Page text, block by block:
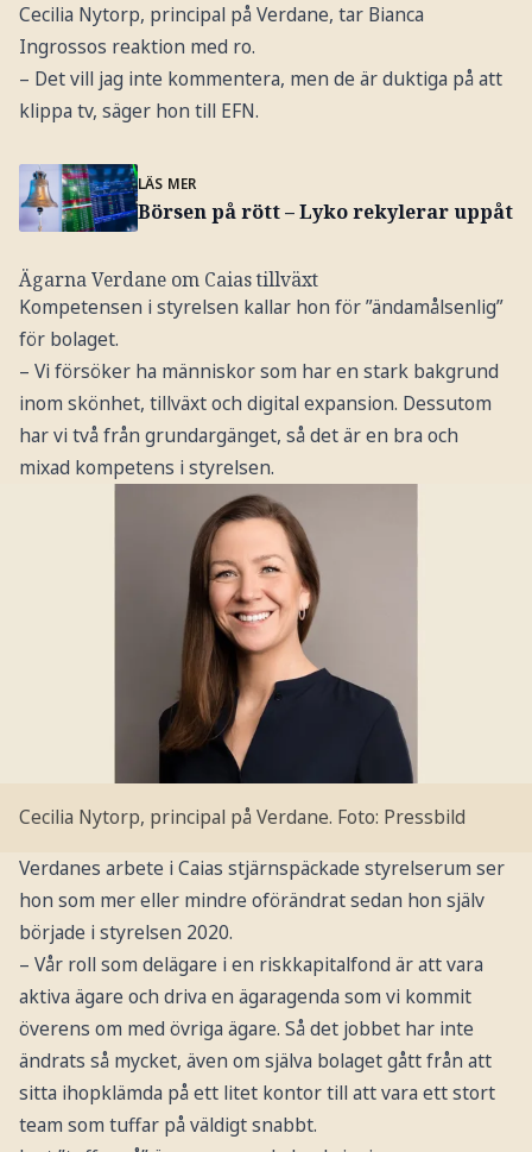
Cecilia Nytorp, principal på Verdane, tar Bianca
Ingrossos reaktion med ro.
– Det vill jag inte kommentera, men de är duktiga på att
klippa tv, säger hon till EFN.
LÄS MER
Börsen på rött – Lyko rekylerar uppåt
Ägarna Verdane om Caias tillväxt
Kompetensen i styrelsen kallar hon för ”ändamålsenlig”
för bolaget.
– Vi försöker ha människor som har en stark bakgrund
inom skönhet, tillväxt och digital expansion. Dessutom
har vi två från grundargänget, så det är en bra och
mixad kompetens i styrelsen.
Cecilia Nytorp, principal på Verdane. Foto: Pressbild
Verdanes arbete i Caias stjärnspäckade styrelserum ser
hon som mer eller mindre oförändrat sedan hon själv
började i styrelsen 2020.
– Vår roll som delägare i en riskkapitalfond är att vara
aktiva ägare och driva en ägaragenda som vi kommit
överens om med övriga ägare. Så det jobbet har inte
ändrats så mycket, även om själva bolaget gått från att
sitta ihopklämda på ett litet kontor till att vara ett stort
team som tuffar på väldigt snabbt.